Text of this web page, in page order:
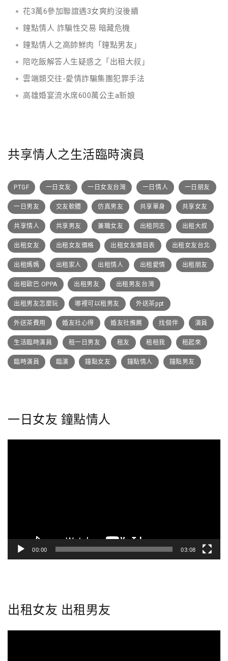
花3萬6參加聯誼遇3女爽約沒後續
鐘點情人 詐騙性交易 暗藏危機
鐘點情人之高帥鮮肉「鐘點男友」
陪吃飯解答人生疑惑之「出租大叔」
雲端類交往-愛情詐騙集團犯罪手法
高雄婚宴流水席600萬公主a新娘
共享情人之生活臨時演員
PTGF 一日女友 一日女友台灣 一日情人 一日朋友
一日男友 交友軟體 仿真男友 共享單身 共享女友
共享情人 共享男友 兼職女友 出租同志 出租大叔
出租女友 出租女友價格 出租女友價目表 出租女友台北
出租媽媽 出租家人 出租情人 出租愛情 出租朋友
出租歐巴 OPPA 出租男友 出租男友台灣
出租男友怎麼玩 哪裡可以租男友 外送茶ppt
外送茶費用 婚友社心得 婚友社推薦 找個伴 演員
生活臨時演員 租一日男友 租友 租租我 租起來
臨時演員 臨演 鐘點女友 鐘點情人 鐘點男友
一日女友 鐘點情人
00:00 03:08
出租女友 出租男友